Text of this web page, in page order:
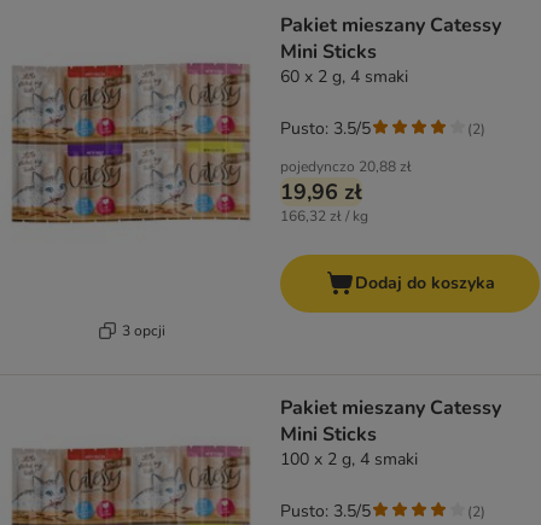
3 opcji
Pakiet mieszany Catessy
Mini Sticks
60 x 2 g, 4 smaki
pojedynczo 20,88 zł
19,96 zł
166,32 zł / kg
Pusto: 3.5/5 (2)
Dodaj do koszyka
Pakiet mieszany Catessy
Mini Sticks
100 x 2 g, 4 smaki
Pusto: 3.5/5 (2)